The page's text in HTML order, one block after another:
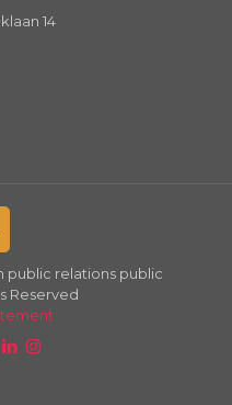
14
public relations public
Reserved